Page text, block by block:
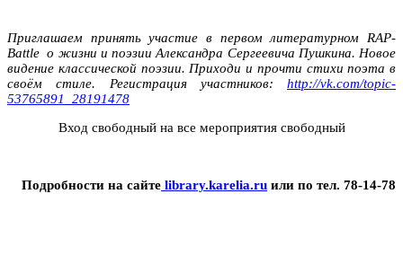
Приглашаем принять участие в первом литературном RAP-
Battle о жизни и поэзии Александра Сергеевича Пушкина. Новое
видение классической поэзии. Приходи и прочти стихи поэта в
своём стиле. Регистрация участников: http://vk.com/topic-
53765891_28191478
Вход свободный на все мероприятия свободный
Подробности на сайте library.karelia.ru или по тел. 78-14-78